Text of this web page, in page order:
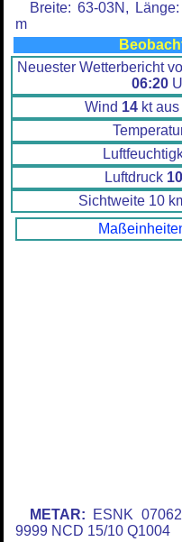
Breite: 63-03N,
m
Neuester Wetterbericht
06:20
Wind 14 kt aus
Luftdruck
Sichtweite 10
METAR: ESNK
9999 NCD 15/10 Q1004